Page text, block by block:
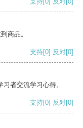
商品。
支持[0] 反对[0]
者交流学习心得。
支持[0] 反对[0]